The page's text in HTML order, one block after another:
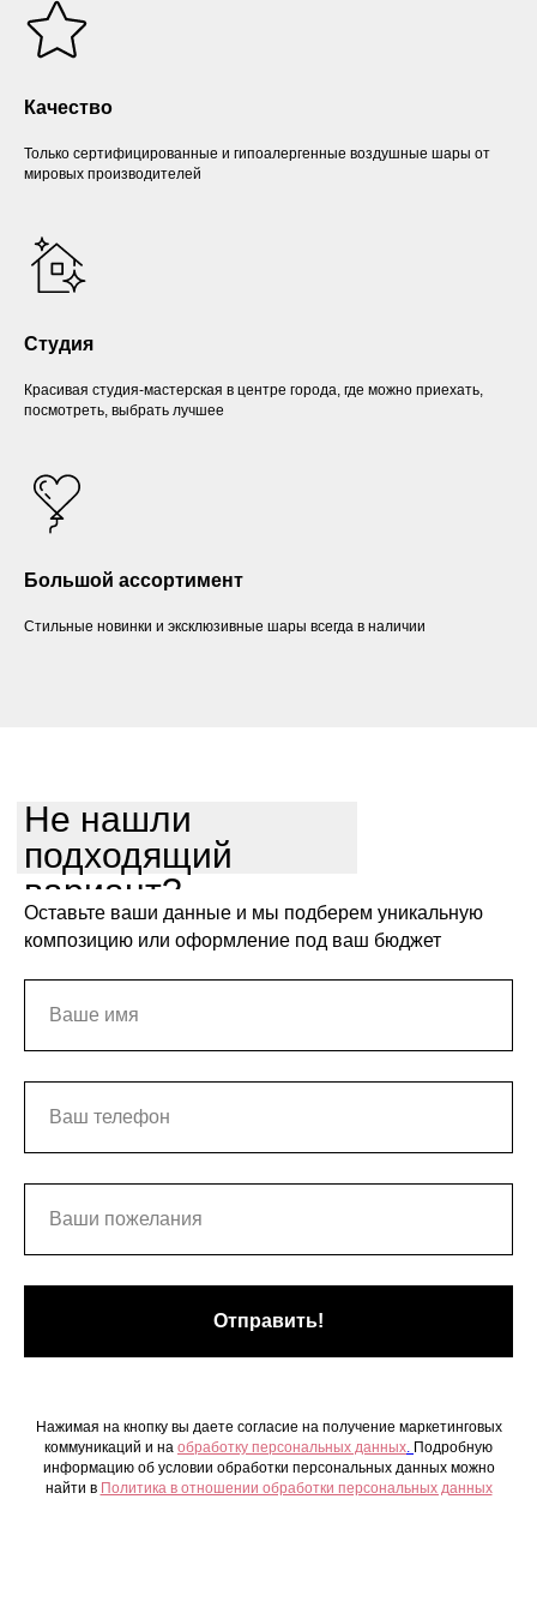
Качество
Только сертифицированные и гипоалергенные воздушные шары от
мировых производителей
Студия
Красивая студия-мастерская в центре города, где можно приехать,
посмотреть, выбрать лучшее
Большой ассортимент
Стильные новинки и эксклюзивные шары всегда в наличии
Не нашли
подходящий
вариант?
Оставьте ваши данные и мы подберем уникальную
композицию или оформление под ваш бюджет
Отправить!
Нажимая на кнопку вы даете согласие на получение маркетинговых
коммуникаций и на обработку персональных данных Подробную
информацию об условии обработки персональных данных можно
найти в Политика в отношении обработки персональных данных